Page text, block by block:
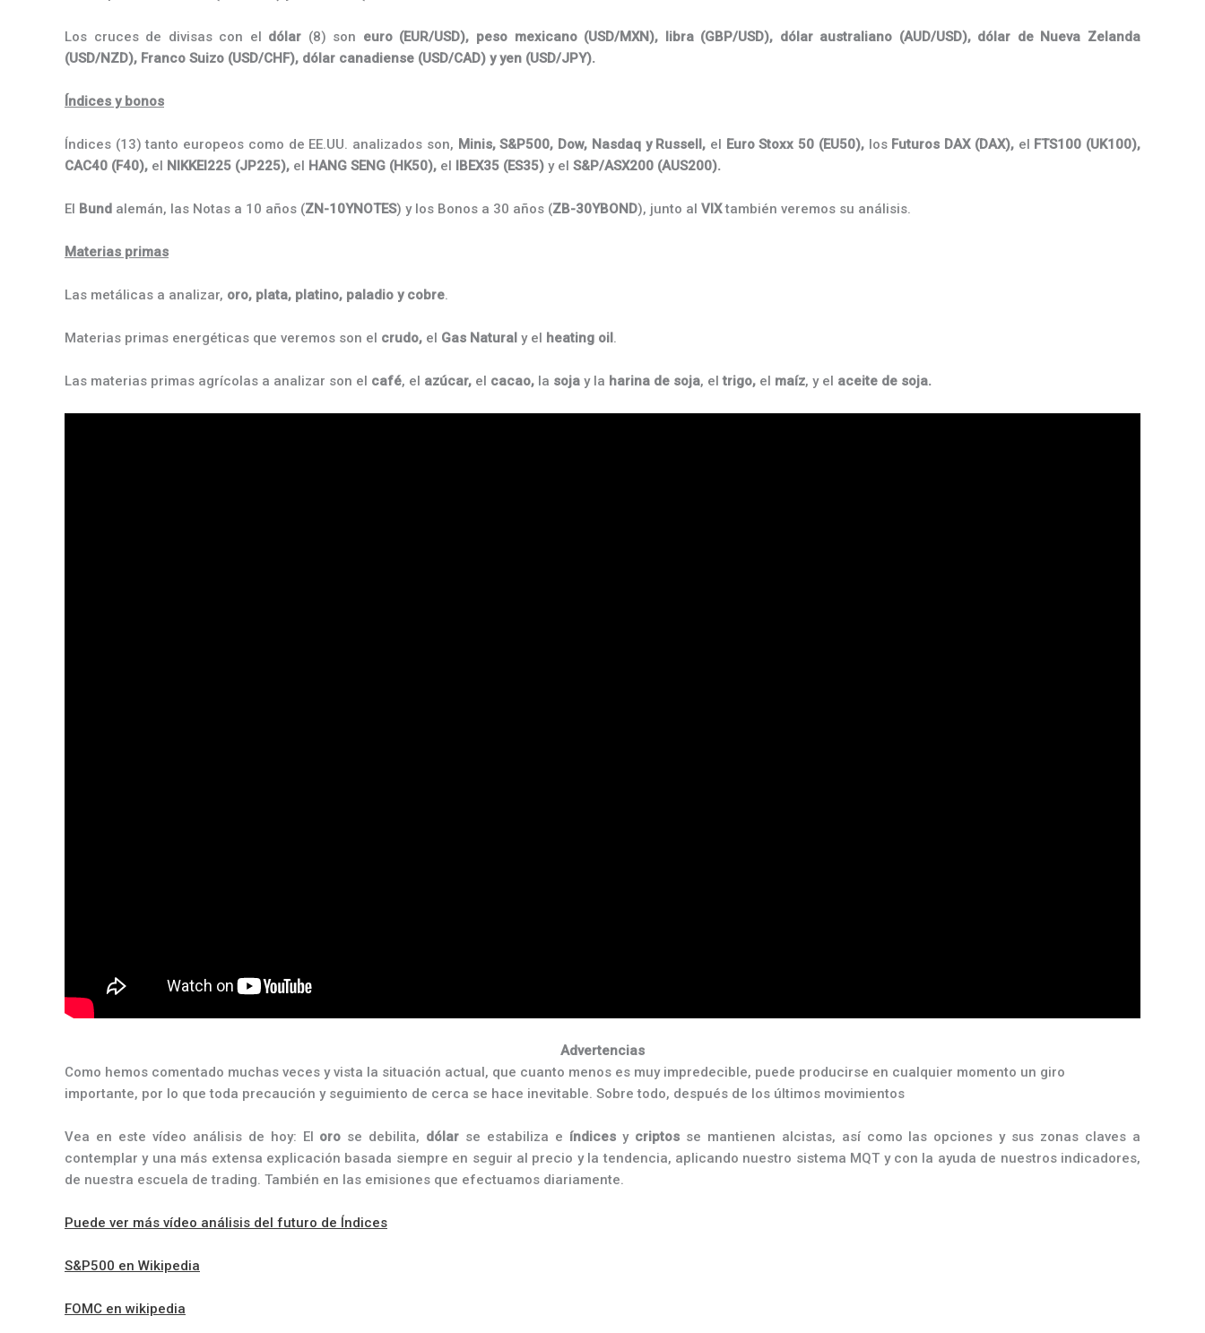
Los cruces de divisas con el dólar (8) son euro (EUR/USD), peso mexicano (USD/MXN), libra (GBP/USD), dólar australiano (AUD/USD), dólar de Nueva Zelanda
(USD/NZD), Franco Suizo (USD/CHF), dólar canadiense (USD/CAD) y yen (USD/JPY).
Índices y bonos
Índices (13) tanto europeos como de EE.UU. analizados son, Minis, S&P500, Dow, Nasdaq y Russell, el Euro Stoxx 50 (EU50),los Futuros DAX (DAX),el FTS100 (UK100),
CAC40 (F40), el NIKKEI225 (JP225), el HANG SENG (HK50), el IBEX35 (ES35) y el S&P/ASX200 (AUS200).
El Bund alemán, las Notas a 10 años (ZN-10YNOTES) y los Bonos a 30 años (ZB-30YBOND), junto al VIXtambién veremos su análisis.
Materias primas
Las metálicas a analizar, oro, plata, platino, paladio y cobre.
Materias primas energéticas que veremos son el crudo, el Gas Natural y el heating oil.
Las materias primas agrícolas a analizar son el café, el azúcar, el cacao, la soja y la harina de soja, eltrigo, el maíz, y el aceite de soja.
Advertencias
Como hemos comentado muchas veces y vista la situación actual, que cuanto menos es muy impredecible, puede producirse en cualquier momento un giro
importante, por lo que toda precaución y seguimiento de cerca se hace inevitable. Sobre todo, después de los últimos movimientos
Vea en este vídeo análisis de hoy: El oro se debilita, dólar se estabiliza e índicesy criptosse mantienen alcistas, así como las opciones y sus zonas claves a
contemplar y una más extensa explicación basada siempre en seguir al precio y la tendencia, aplicando nuestro sistema MQT y con la ayuda de nuestros indicadores,
de nuestra escuela de trading. También en las emisiones que efectuamos diariamente.
Puede ver más vídeo análisis del futuro de Índices
S&P500 en Wikipedia
FOMC en wikipedia